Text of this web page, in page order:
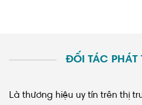
ĐỐI TÁC PHÁT
Là thương hiệu uy tín trên thị